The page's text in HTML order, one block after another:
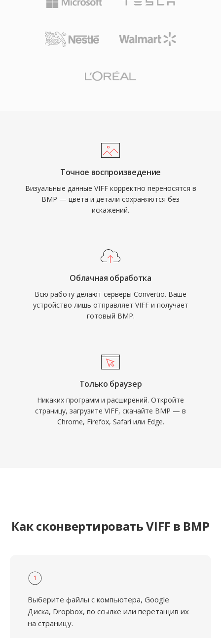
Точное воспроизведение
Визуальные данные VIFF корректно переносятся в
BMP — цвета и детали сохраняются без
искажений.
Облачная обработка
Всю работу делают серверы Convertio. Ваше
устройство лишь отправляет VIFF и получает
готовый BMP.
Только браузер
Никаких программ и расширений. Откройте
страницу, загрузите VIFF, скачайте BMP — в
Chrome, Firefox, Safari или Edge.
Как сконвертировать VIFF в BMP
1
Выберите файлы с компьютера, Google
Диска, Dropbox, по ссылке или перетащив их
на страницу.